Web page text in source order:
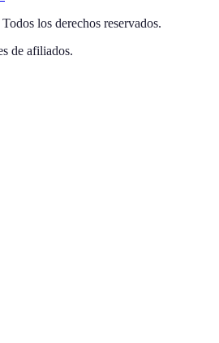
Todos los derechos reservados.
de afiliados.